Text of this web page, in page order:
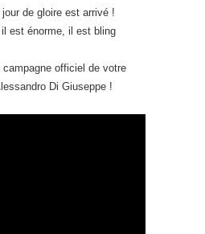
de gloire est arrivé !
il est énorme, il est bling
officiel de votre
Di Giuseppe !